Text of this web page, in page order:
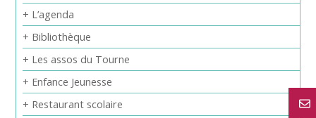
+ L’agenda
+ Bibliothèque
+ Les assos du Tourne
+ Enfance Jeunesse
+ Restaurant scolaire